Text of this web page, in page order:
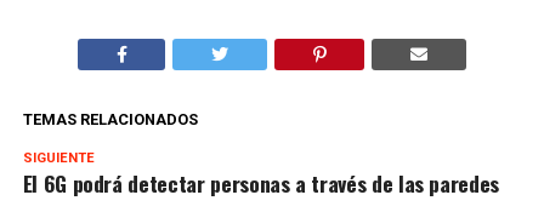
TEMAS RELACIONADOS
SIGUIENTE
El 6G podrá detectar personas a través de las paredes